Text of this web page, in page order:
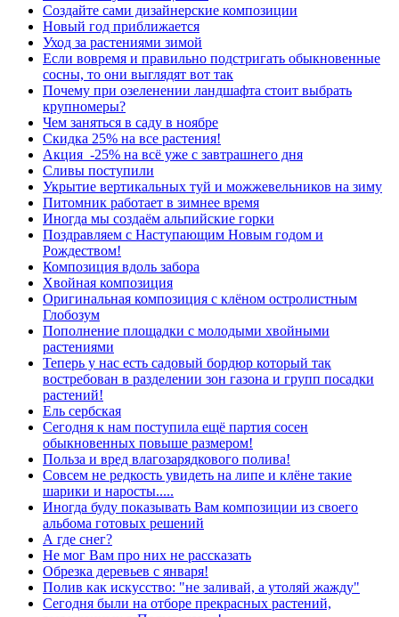
Создайте сами дизайнерские композиции
Новый год приближается
Уход за растениями зимой
Если вовремя и правильно подстригать обыкновенные
сосны, то они выглядят вот так
Почему при озеленении ландшафта стоит выбрать
крупномеры?
Чем заняться в саду в ноябре
Скидка 25% на все растения!
Акция -25% на всё уже с завтрашнего дня
Сливы поступили
Укрытие вертикальных туй и можжевельников на зиму
Питомник работает в зимнее время
Иногда мы создаём альпийские горки
Поздравляем с Наступающим Новым годом и
Рождеством!
Композиция вдоль забора
Хвойная композиция
Оригинальная композиция с клёном остролистным
Глобозум
Пополнение площадки с молодыми хвойными
растениями
Теперь у нас есть садовый бордюр который так
востребован в разделении зон газона и групп посадки
растений!
Ель сербская
Сегодня к нам поступила ещё партия сосен
обыкновенных повыше размером!
Польза и вред влагозарядкового полива!
Совсем не редкость увидеть на липе и клёне такие
шарики и наросты.....
Иногда буду показывать Вам композиции из своего
альбома готовых решений
А где снег?
Не мог Вам про них не рассказать
Обрезка деревьев с января!
Полив как искусство: "не заливай, а утоляй жажду"
Сегодня были на отборе прекрасных растений,